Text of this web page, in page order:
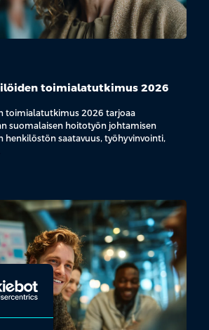
toimialatutkimus 2026
toimialatutkimus 2026 tarjoaa
suomalaisen hoitotyön johtamisen
henkilöstön saatavuus, työhyvinvointi,